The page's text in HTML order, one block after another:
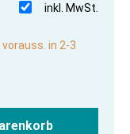
inkl. MwSt.
in 2-3